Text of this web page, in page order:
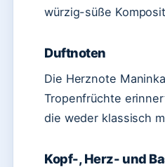
würzig-süße
Duftnoten
Die Herznote
Tropenfrüchte
die weder klassisch
Kopf-, Herz- und